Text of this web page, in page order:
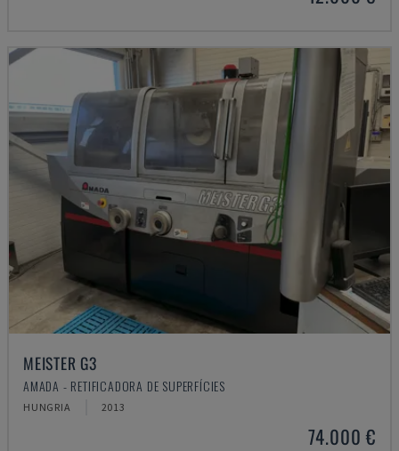
MEISTER G3
AMADA - RETIFICADORA DE SUPERFÍCIES
HUNGRIA 2013
74.000 €